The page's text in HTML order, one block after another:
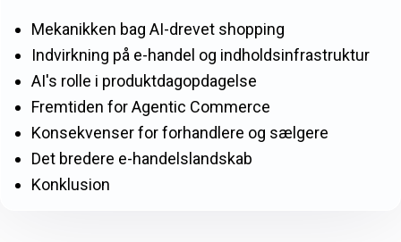
Mekanikken bag AI-drevet shopping
Indvirkning på e-handel og indholdsinfrastruktur
AI's rolle i produktdagopdagelse
Fremtiden for Agentic Commerce
Konsekvenser for forhandlere og sælgere
Det bredere e-handelslandskab
Konklusion